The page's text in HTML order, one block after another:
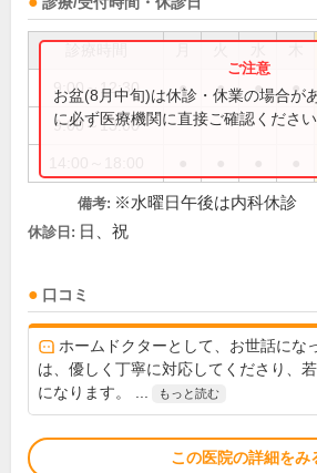
9:00～12:30 ● ● ● ●
9:00～13:00
お盆(8月中旬)は休診・休業の場合が
に必ず医療機関に直接ご確認ください
備考: ※水曜日午後は内科休診
休診日: 日、祝
口コミ
ホームドクターとして、お世話にな
は、優しく丁寧に対応してくださり、
になります。 ...
もっと読む
この医院の詳細をみ